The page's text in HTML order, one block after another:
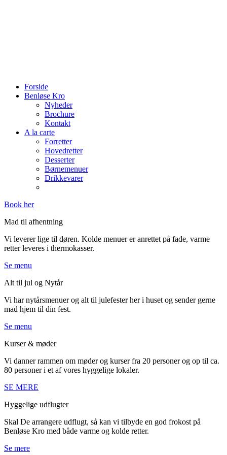
Forside
Benløse Kro
Nyheder
Brochure
Kontakt
A la carte
Forretter
Hovedretter
Desserter
Børnemenuer
Drikkevarer
​Book her
​Mad til afhentning
Vi leverer lige til døren. Kolde menuer er anrettet på fade, varme
retter leveres i thermokasser.
​Se menu
​Alt til jul og Nytår
Vi har nytårsmenuer og alt til julefester her i huset og sender gerne
mad hjem til din fest.
​Se menu
​Kurser & møder
Vi danner rammen om møder og kurser fra 20 personer og op til ca.
80 personer i et af vores hyggelige lokaler.
​SE MERE
Hyggelige udflugter
Skal De arrangere udflugt, så kan vi tilbyde en god frokost på
Benløse Kro med både varme og kolde retter.
​Se mere